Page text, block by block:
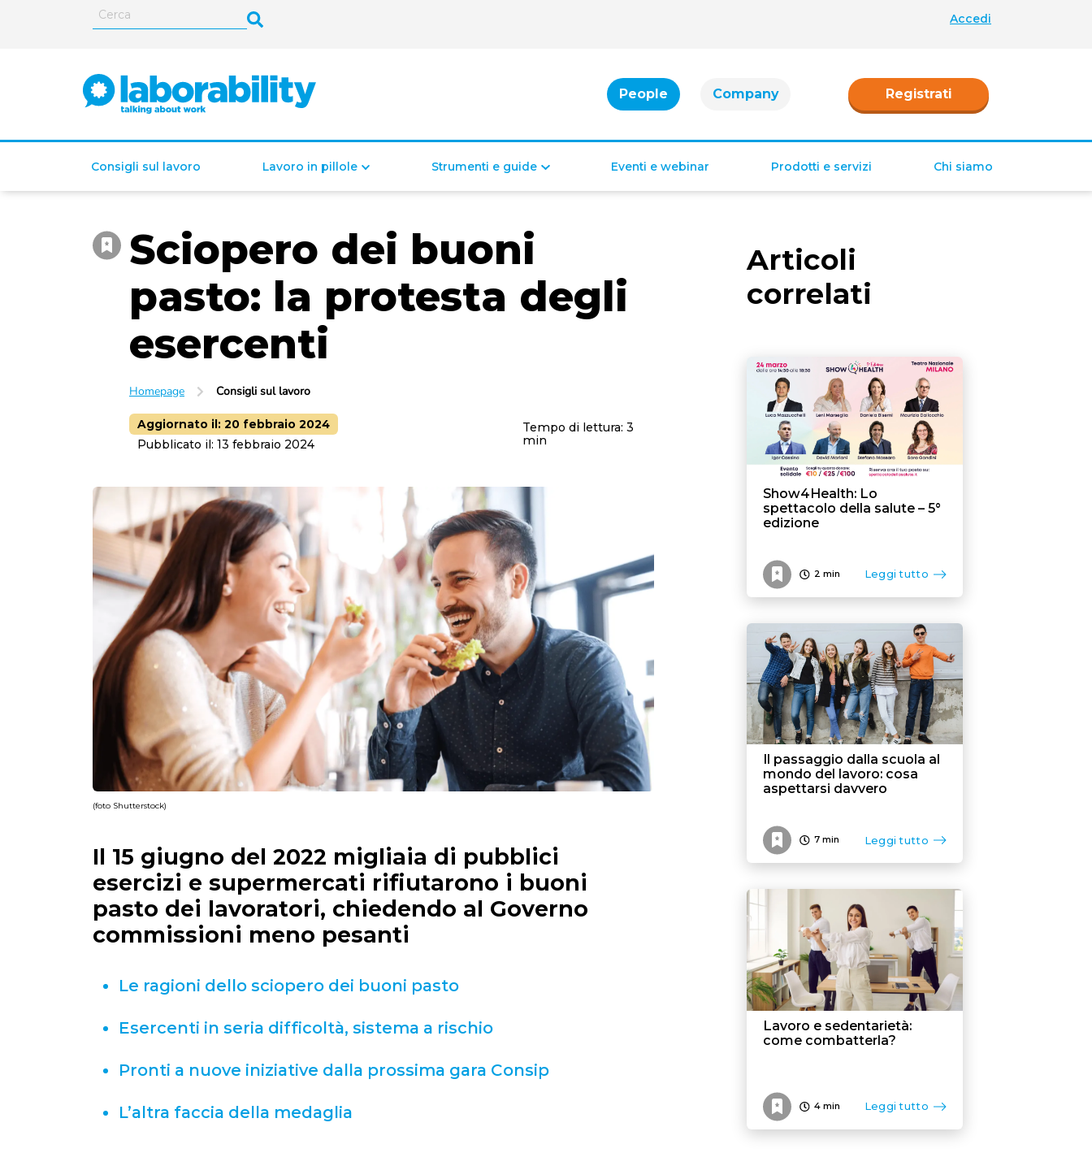
Accedi
People Company Registrati
Consigli sul lavoro Lavoro in pillole
ISEE (Indicatore della
Situazione Economica
Cassa integrazione
Indennità di disoccupazione
Bonus di inclusione
Tredicesima e
TFR
Lavoro autonomo
Orario di lavoro
Luogo di lavoro
Licenziamento
Fringe benefit
Flexible benefit
Strumenti e guide Eventi e webinar Prodotti e servizi Chi siamo
Sciopero dei buoni
pasto: la protesta degli
esercenti
Homepage Consigli sul lavoro
Aggiornato il: 20 febbraio 2024
Pubblicato il: 13 febbraio 2024
Tempo di lettura: 3
min
(foto Shutterstock)
Il 15 giugno del 2022 migliaia di pubblici
esercizi e supermercati rifiutarono i buoni
pasto dei lavoratori, chiedendo al Governo
commissioni meno pesanti
Le ragioni dello sciopero dei buoni pasto
Esercenti in seria difficoltà, sistema a rischio
Pronti a nuove iniziative dalla prossima gara Consip
L’altra faccia della medaglia
Articoli
correlati
Show4Health: Lo
spettacolo della salute – 5°
edizione
2 min Leggi tutto
Il passaggio dalla scuola al
mondo del lavoro: cosa
aspettarsi davvero
7 min Leggi tutto
Lavoro e sedentarietà:
come combatterla?
4 min Leggi tutto